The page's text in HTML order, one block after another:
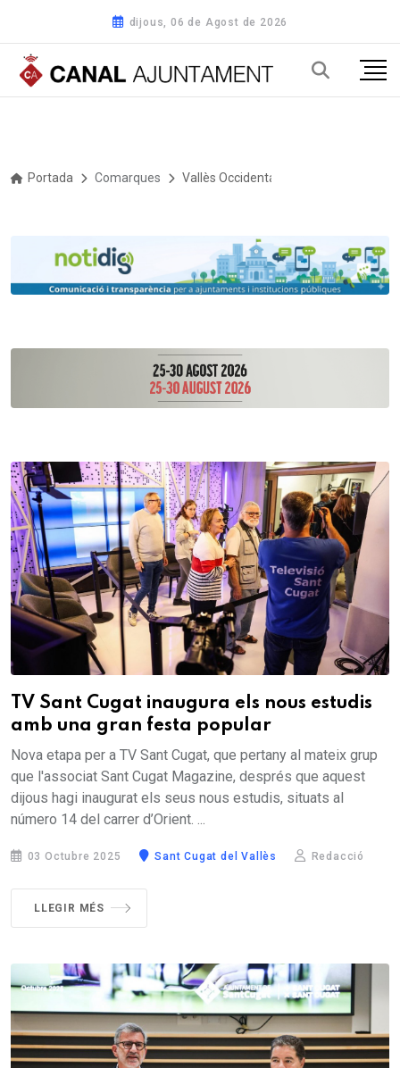
dijous, 06 de Agost de 2026
Portada Comarques Vallès Occidental
TV Sant Cugat inaugura els nous estudis
amb una gran festa popular
Nova etapa per a TV Sant Cugat, que pertany al mateix grup
que l'associat Sant Cugat Magazine, després que aquest
dijous hagi inaugurat els seus nous estudis, situats al
número 14 del carrer d’Orient. ...
03 Octubre 2025 Sant Cugat del Vallès Redacció
LLEGIR MÉS